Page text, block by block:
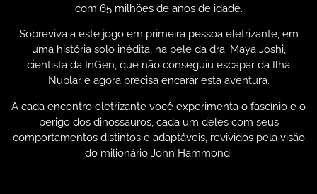
com 65 milhões de anos de idade.
Sobreviva a este jogo em primeira pessoa eletrizante, em
uma história solo inédita, na pele da dra. Maya Joshi,
cientista da InGen, que não conseguiu escapar da Ilha
Nublar e agora precisa encarar esta aventura.
A cada encontro eletrizante você experimenta o fascínio e o
perigo dos dinossauros, cada um deles com seus
comportamentos distintos e adaptáveis, revividos pela visão
do milionário John Hammond.